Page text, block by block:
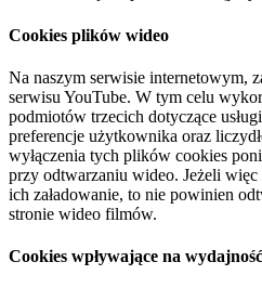
Cookies plików wideo
Na naszym serwisie internetowym,
serwisu YouTube. W tym celu
podmiotów trzecich dotyczące
preferencje użytkownika oraz
wyłączenia tych plików cookies
przy odtwarzaniu wideo. Jeżeli
ich załadowanie, to nie powinien
stronie wideo filmów.
Cookies wpływające na wydajność